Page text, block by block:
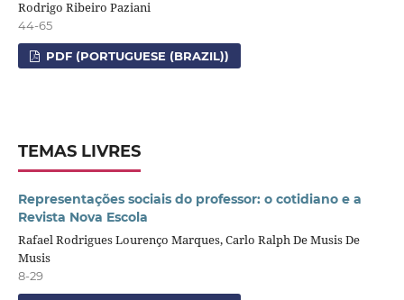
Rodrigo Ribeiro Paziani
44-65
PDF (PORTUGUESE (BRAZIL))
TEMAS LIVRES
Representações sociais do professor: o cotidiano e a
Revista Nova Escola
Rafael Rodrigues Lourenço Marques, Carlo Ralph De Musis De
Musis
8-29